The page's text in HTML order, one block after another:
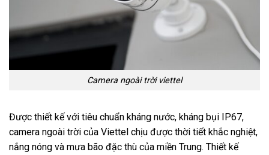
Camera ngoài trời viettel
Được thiết kế với tiêu chuẩn kháng nước, kháng bụi IP67,
camera ngoài trời của Viettel chịu được thời tiết khắc nghiệt,
nắng nóng và mưa bão đặc thù của miền Trung. Thiết kế